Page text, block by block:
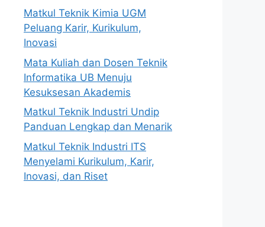
Matkul Teknik Kimia UGM
Peluang Karir, Kurikulum,
Inovasi
Mata Kuliah dan Dosen Teknik
Informatika UB Menuju
Kesuksesan Akademis
Matkul Teknik Industri Undip
Panduan Lengkap dan Menarik
Matkul Teknik Industri ITS
Menyelami Kurikulum, Karir,
Inovasi, dan Riset